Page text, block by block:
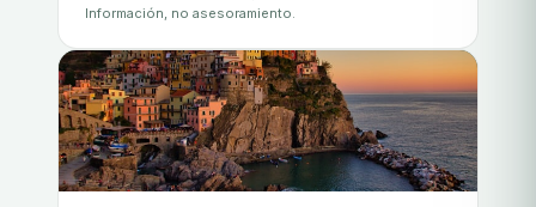
Información, no asesoramiento.